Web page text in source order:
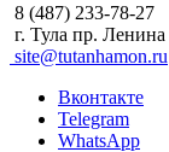
8 (487) 233-78-27
г. Тула пр. Ленина
site@tutanhamon.ru
Вконтакте
Telegram
WhatsApp